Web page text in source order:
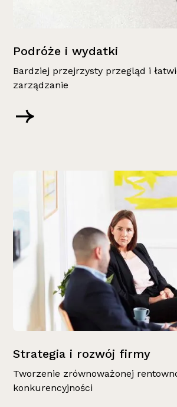
Podróże i wydatki
Bardziej przejrzysty przegląd i
zarządzanie
Strategia i rozwój firmy
Tworzenie zrównoważonej
konkurencyjności